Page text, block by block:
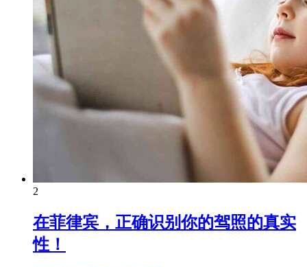
2
在菲律宾，正确识别你的驾照的真实
性！